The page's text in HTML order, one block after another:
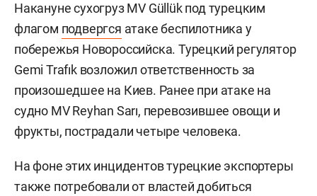
Накануне сухогруз MV Güllük под турецким
флагом подвергся атаке беспилотника у
побережья Новороссийска. Турецкий регулятор
Gemi Trafık возложил ответственность за
произошедшее на Киев. Ранее при атаке на
судно MV Reyhan Sarı, перевозившее овощи и
фрукты, пострадали четыре человека.
На фоне этих инцидентов турецкие экспортеры
также потребовали от властей добиться